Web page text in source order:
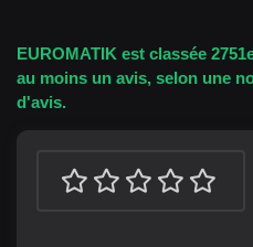
EUROMATIK est classée
au moins un avis, selon une
d'avis.